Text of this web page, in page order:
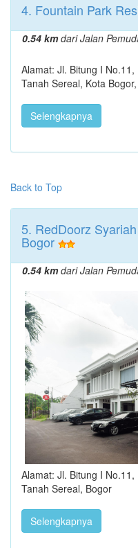
4. Fountain Park
0.54 kmdari Jalan
Alamat: Jl. Bitung I
Tanah Sereal, Kota
Selengkapnya
Back to Top
5. RedDoorz
Bogor
0.54 kmdari Jalan
Alamat: Jl. Bitung I
Tanah Sereal, Bogor
Selengkapnya